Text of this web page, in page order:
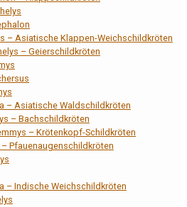
– Asiatische Klappen-Weichschildkröten
– Geierschildkröten
– Asiatische Waldschildkröten
– Bachschildkröten
– Krötenkopf-Schildkröten
Pfauenaugenschildkröten
– Indische Weichschildkröten